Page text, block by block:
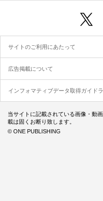
サイトのご利用にあたって
広告掲載について
インフォマティブデータ取得ガイド
当サイトに記載されている画像・動
載は固くお断り致します。
© ONE PUBLISHING